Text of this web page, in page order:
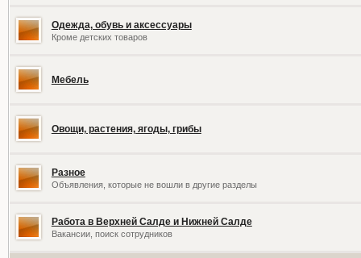
Одежда, обувь и аксессуары
Кроме детских товаров
Мебель
Овощи, растения, ягоды, грибы
Разное
Объявления, которые не вошли в другие разделы
Работа в Верхней Салде и Нижней Салде
Вакансии, поиск сотрудников